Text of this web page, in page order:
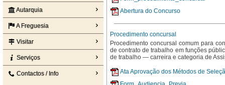
Autarquia
A Freguesia
Visitar
Serviços
Contactos / Info
Abertura do Concurso
Procedimento concursal
Procedimento concursal comum para
de contrato de trabalho em funções
de trabalho — carreira e categoria de
Ata Aprovação dos Métodos de